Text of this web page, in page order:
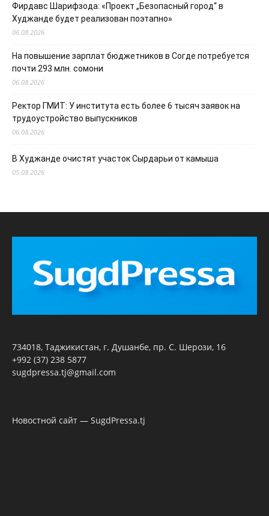
Фирдавс Шарифзода: «Проект „Безопасный город“ в
Худжанде будет реализован поэтапно»
06.08.2026
На повышение зарплат бюджетников в Согде потребуется
почти 293 млн. сомони
06.08.2026
Ректор ГМИТ: У института есть более 6 тысяч заявок на
трудоустройство выпускников
06.08.2026
В Худжанде очистят участок Сырдарьи от камыша
05.08.2026
734018, Таджикистан, г. Душанбе, пр. С. Шерози, 16
+992 (37) 238 5877
sugdpressa.tj@gmail.com
Новостной сайт — SugdPressa.tj